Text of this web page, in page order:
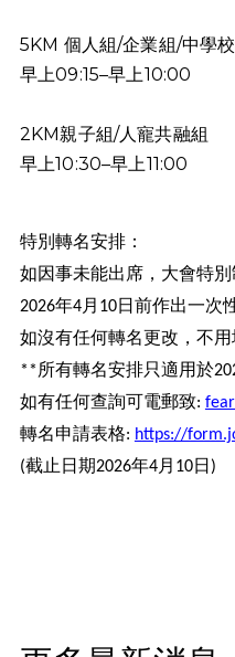
5KM 個人組/企業組/中學
早上09:15–早上10:00
2KM親子組/人寵共融組
早上10:30–早上11:00
特別轉名安排：
如因事未能出席，大會特
2026年4月 10日前作出一次
如沒有任何轉名更改，不用
** 所有轉名安排只適用於
如有任何查詢可電郵致:
轉名申請表格: https://
(截止日期2026年4月 10日 )